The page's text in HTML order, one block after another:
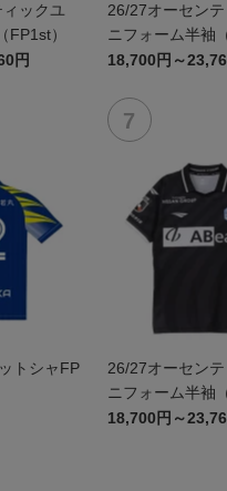
ックユ
FP1st）
円
26/27オーセンテ
ニフォーム半袖
18,700円～
トシャFP
26/27オーセンテ
ニフォーム半袖
18,700円～